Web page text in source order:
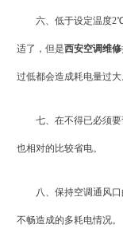
六、低于设定温度2℃
适了，但是西安空调维修
过低都会造成耗电量过
七、在不得已必须要
也相对的比较省电。
八、保持空调通风口
不畅造成的多耗电情况。